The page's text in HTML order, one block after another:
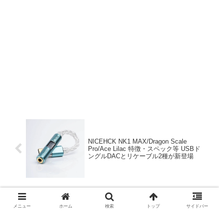
NICEHCK NK1 MAX/Dragon Scale
Pro/Ace Lilac 特徴・スペック等 USBド
ングルDACとリケーブル2種が新登場
Skullcandy Dime Evo 特徴・スペック等
メニュー ホーム 検索 トップ サイドバー